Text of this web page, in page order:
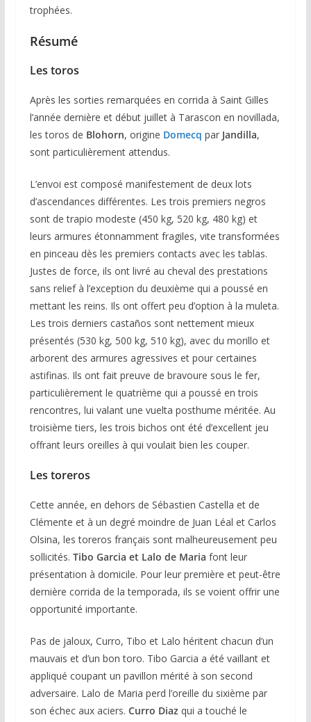
trophées.
Résumé
Les toros
Après les sorties remarquées en corrida à Saint Gilles
l’année dernière et début juillet à Tarascon en novillada,
les toros de Blohorn, origine Domecq par Jandilla,
sont particulièrement attendus.
L’envoi est composé manifestement de deux lots
d’ascendances différentes. Les trois premiers negros
sont de trapio modeste (450 kg, 520 kg, 480 kg) et
leurs armures étonnamment fragiles, vite transformées
en pinceau dès les premiers contacts avec les tablas.
Justes de force, ils ont livré au cheval des prestations
sans relief à l’exception du deuxième qui a poussé en
mettant les reins. Ils ont offert peu d’option à la muleta.
Les trois derniers castaños sont nettement mieux
présentés (530 kg, 500 kg, 510 kg), avec du morillo et
arborent des armures agressives et pour certaines
astifinas. Ils ont fait preuve de bravoure sous le fer,
particulièrement le quatrième qui a poussé en trois
rencontres, lui valant une vuelta posthume méritée. Au
troisième tiers, les trois bichos ont été d’excellent jeu
offrant leurs oreilles à qui voulait bien les couper.
Les toreros
Cette année, en dehors de Sébastien Castella et de
Clémente et à un degré moindre de Juan Léal et Carlos
Olsina, les toreros français sont malheureusement peu
sollicités. Tibo Garcia et Lalo de Maria font leur
présentation à domicile. Pour leur première et peut-être
dernière corrida de la temporada, ils se voient offrir une
opportunité importante.
Pas de jaloux, Curro, Tibo et Lalo héritent chacun d’un
mauvais et d’un bon toro. Tibo Garcia a été vaillant et
appliqué coupant un pavillon mérité à son second
adversaire. Lalo de Maria perd l’oreille du sixième par
son échec aux aciers. Curro Diaz qui a touché le